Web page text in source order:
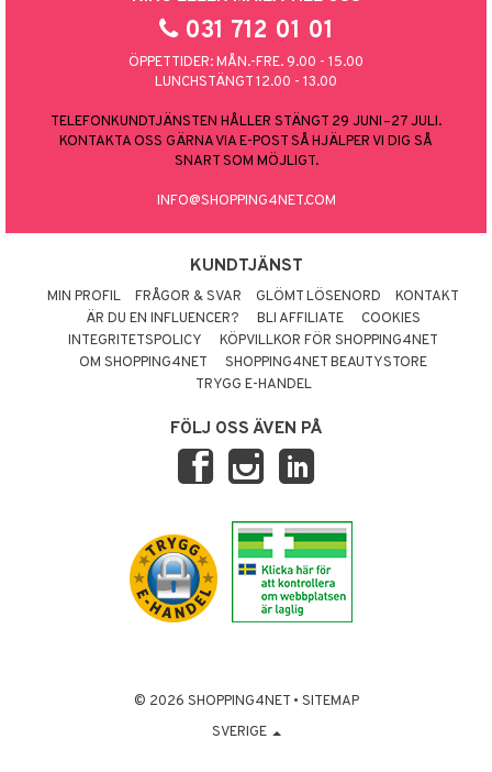
031 712 01 01
ÖPPETTIDER: MÅN.-FRE. 9.00 - 15.00
LUNCHSTÄNGT 12.00 - 13.00
TELEFONKUNDTJÄNSTEN HÅLLER STÄNGT 29 JUNI–27 JULI.
KONTAKTA OSS GÄRNA VIA E-POST SÅ HJÄLPER VI DIG SÅ
SNART SOM MÖJLIGT.
INFO@SHOPPING4NET.COM
KUNDTJÄNST
MIN PROFIL FRÅGOR & SVAR GLÖMT LÖSENORD
KONTAKT
ÄR DU EN INFLUENCER?
BLI AFFILIATE
COOKIES
INTEGRITETSPOLICY
KÖPVILLKOR FÖR SHOPPING4NET
OM SHOPPING4NET
SHOPPING4NET BEAUTYSTORE
TRYGG E-HANDEL
FÖLJ OSS ÄVEN PÅ
© 2026 SHOPPING4NET • SITEMAP
SVERIGE